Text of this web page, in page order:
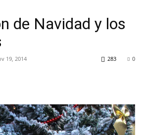
de Navidad y los
19, 2014 0
283